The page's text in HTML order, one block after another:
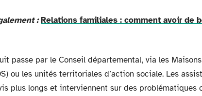
: Relations familiales : comment avoir de
passe par le Conseil départemental, via les
ou les unités territoriales d’action sociale. Les
plus longs et interviennent sur des problématiques